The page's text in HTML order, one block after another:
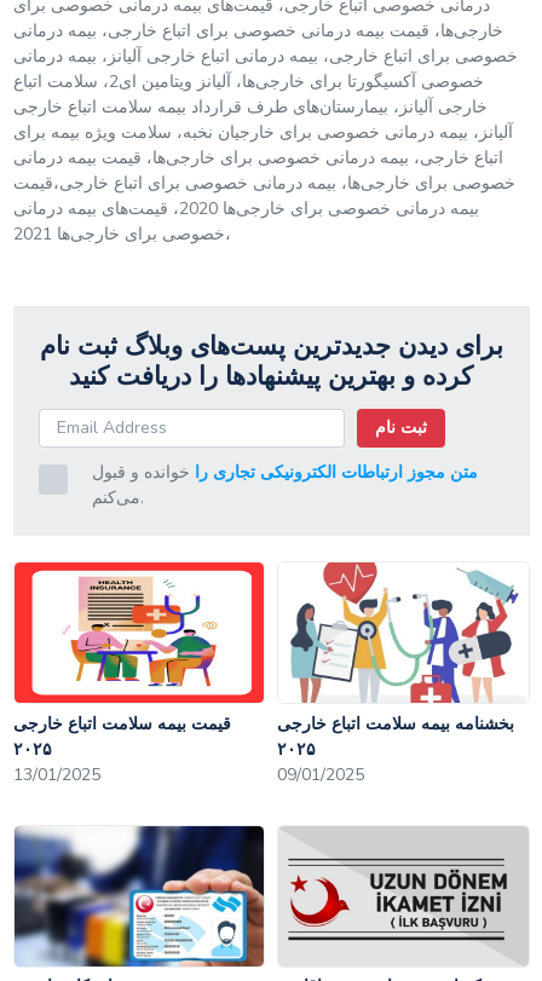
درمانی خصوصی اتباع خارجی، قیمت‌های بیمه درمانی خصوصی برای
خارجی‌ها، قیمت بیمه درمانی خصوصی برای اتباع خارجی، بیمه درمانی
خصوصی برای اتباع خارجی، بیمه درمانی اتباع خارجی آلیانز، بیمه درمانی
خصوصی آکسیگورتا برای خارجی‌ها، آلیانز ویتامین ای2، سلامت اتباع
خارجی آلیانز، بیمارستان‌های طرف قرارداد بیمه سلامت اتباع خارجی
آلیانز، بیمه درمانی خصوصی برای خارجیان نخبه، سلامت ویژه بیمه برای
اتباع خارجی، بیمه درمانی خصوصی برای خارجی‌ها، قیمت بیمه درمانی
خصوصی برای خارجی‌ها، بیمه درمانی خصوصی برای اتباع خارجی،قیمت
بیمه درمانی خصوصی برای خارجی‌ها 2020، قیمت‌های بیمه درمانی
خصوصی برای خارجی‌ها 2021،
برای دیدن جدیدترین پست‌های وبلاگ ثبت نام
کرده و بهترین پیشنهادها را دریافت کنید
ثبت نام
متن مجوز ارتباطات الکترونیکی تجاری را خوانده و قبول
می‌کنم.
قیمت بیمه سلامت اتباع خارجی
۲۰۲۵
13/01/2025
بخشنامه بیمه سلامت اتباع خارجی
۲۰۲۵
09/01/2025